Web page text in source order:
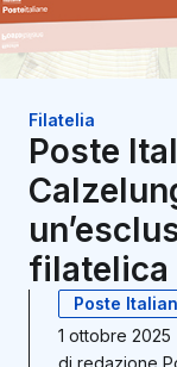
Filatelia
Poste
filatelica
Poste
1 ottobre 2025
di redazione